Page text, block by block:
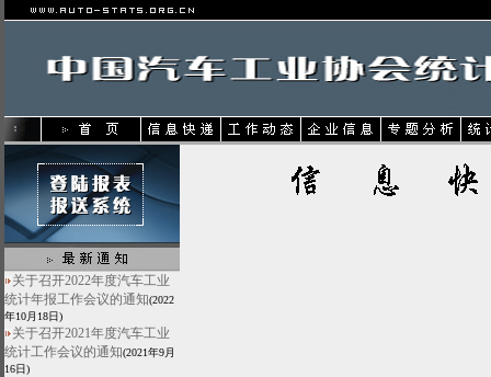
关于召开2022年度汽车工业
统计年报工作会议的通知(2022
年10月18日)
关于召开2021年度汽车工业
统计工作会议的通知(2021年9月
16日)